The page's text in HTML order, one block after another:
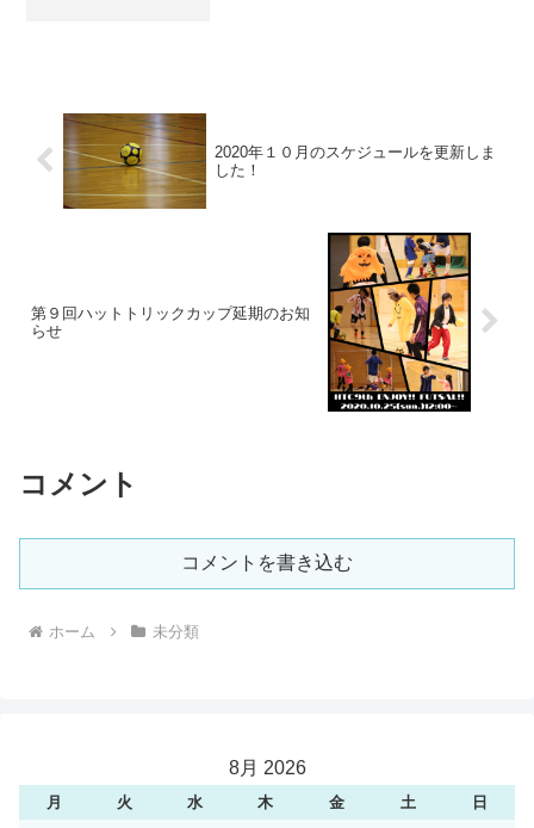
2020年１０月のスケジュールを更新しま
した！
第９回ハットトリックカップ延期のお知
らせ
コメント
コメントを書き込む
ホーム 未分類
8月 2026
月 火 水 木 金 土
日